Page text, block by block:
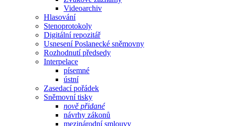
Videoarchiv
Hlasování
Stenoprotokoly
Digitální repozitář
Usnesení Poslanecké sněmovny
Rozhodnutí předsedy
Interpelace
písemné
ústní
Zasedací pořádek
Sněmovní tisky
nově přidané
návrhy zákonů
mezinárodní smlouvy